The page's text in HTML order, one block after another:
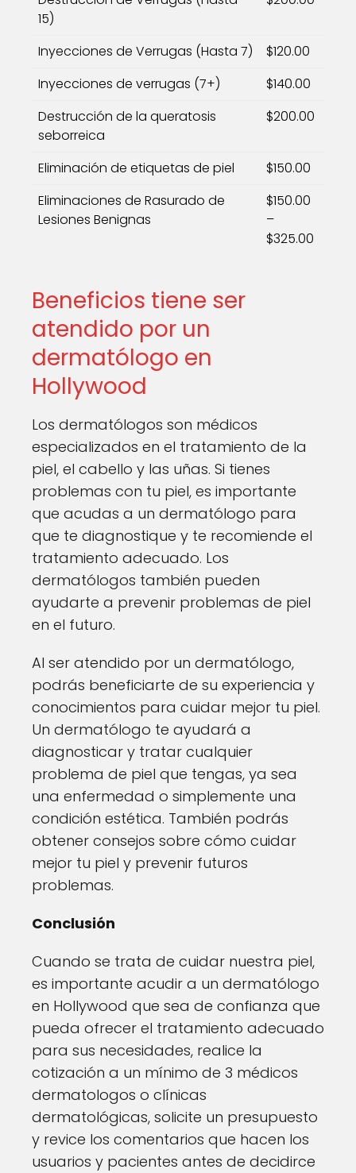
15)
Inyecciones de Verrugas (Hasta 7)
$120.00
Inyecciones de verrugas (7+)
$140.00
Destrucción de la queratosis
seborreica
$200.00
Eliminación de etiquetas de piel
$150.00
Eliminaciones de Rasurado de
Lesiones Benignas
$150.00
–
$325.00
Beneficios tiene ser
atendido por un
dermatólogo en
Hollywood
Los dermatólogos son médicos
especializados en el tratamiento de la
piel, el cabello y las uñas. Si tienes
problemas con tu piel, es importante
que acudas a un dermatólogo para
que te diagnostique y te recomiende el
tratamiento adecuado. Los
dermatólogos también pueden
ayudarte a prevenir problemas de piel
en el futuro.
Al ser atendido por un dermatólogo,
podrás beneficiarte de su experiencia y
conocimientos para cuidar mejor tu piel.
Un dermatólogo te ayudará a
diagnosticar y tratar cualquier
problema de piel que tengas, ya sea
una enfermedad o simplemente una
condición estética. También podrás
obtener consejos sobre cómo cuidar
mejor tu piel y prevenir futuros
problemas.
Conclusión
Cuando se trata de cuidar nuestra piel,
es importante acudir a un dermatólogo
en Hollywood que sea de confianza que
pueda ofrecer el tratamiento adecuado
para sus necesidades, realice la
cotización a un mínimo de 3 médicos
dermatologos o clínicas
dermatológicas, solicite un presupuesto
y revice los comentarios que hacen los
usuarios y pacientes antes de decidirce